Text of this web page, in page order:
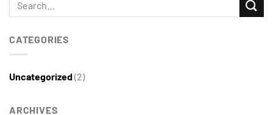
CATEGORIES
Uncategorized(2)
ARCHIVES